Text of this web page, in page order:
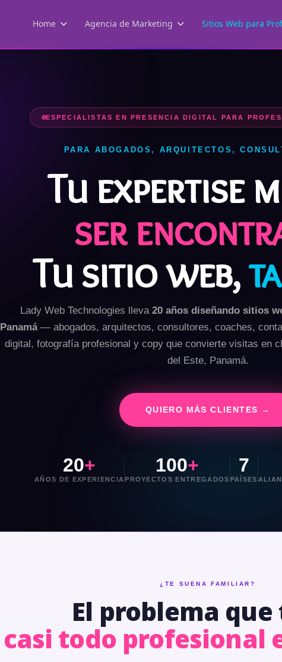
Home Agencia de Marketing Sitios Web para
ESPECIALISTAS EN PRESENCIA DIGITAL PARA
PARA ABOGADOS, ARQUITECTOS,
Tu expertise
ser
Tu sitio web,
Lady Web Technologies lleva 20 años diseñando sitios
Panamá— abogados, arquitectos, consultores, coaches,
digital, fotografía profesional y copy que convierte visitas en
del Este, Panamá.
QUIERO MÁS CLIENTES →
20+
AÑOS DE EXPERIENCIA
100+
PROYECTOS ENTREGADOS
7
PAÍSES
¿TE SUENA FAMILIAR?
El problema
casi todo profesional